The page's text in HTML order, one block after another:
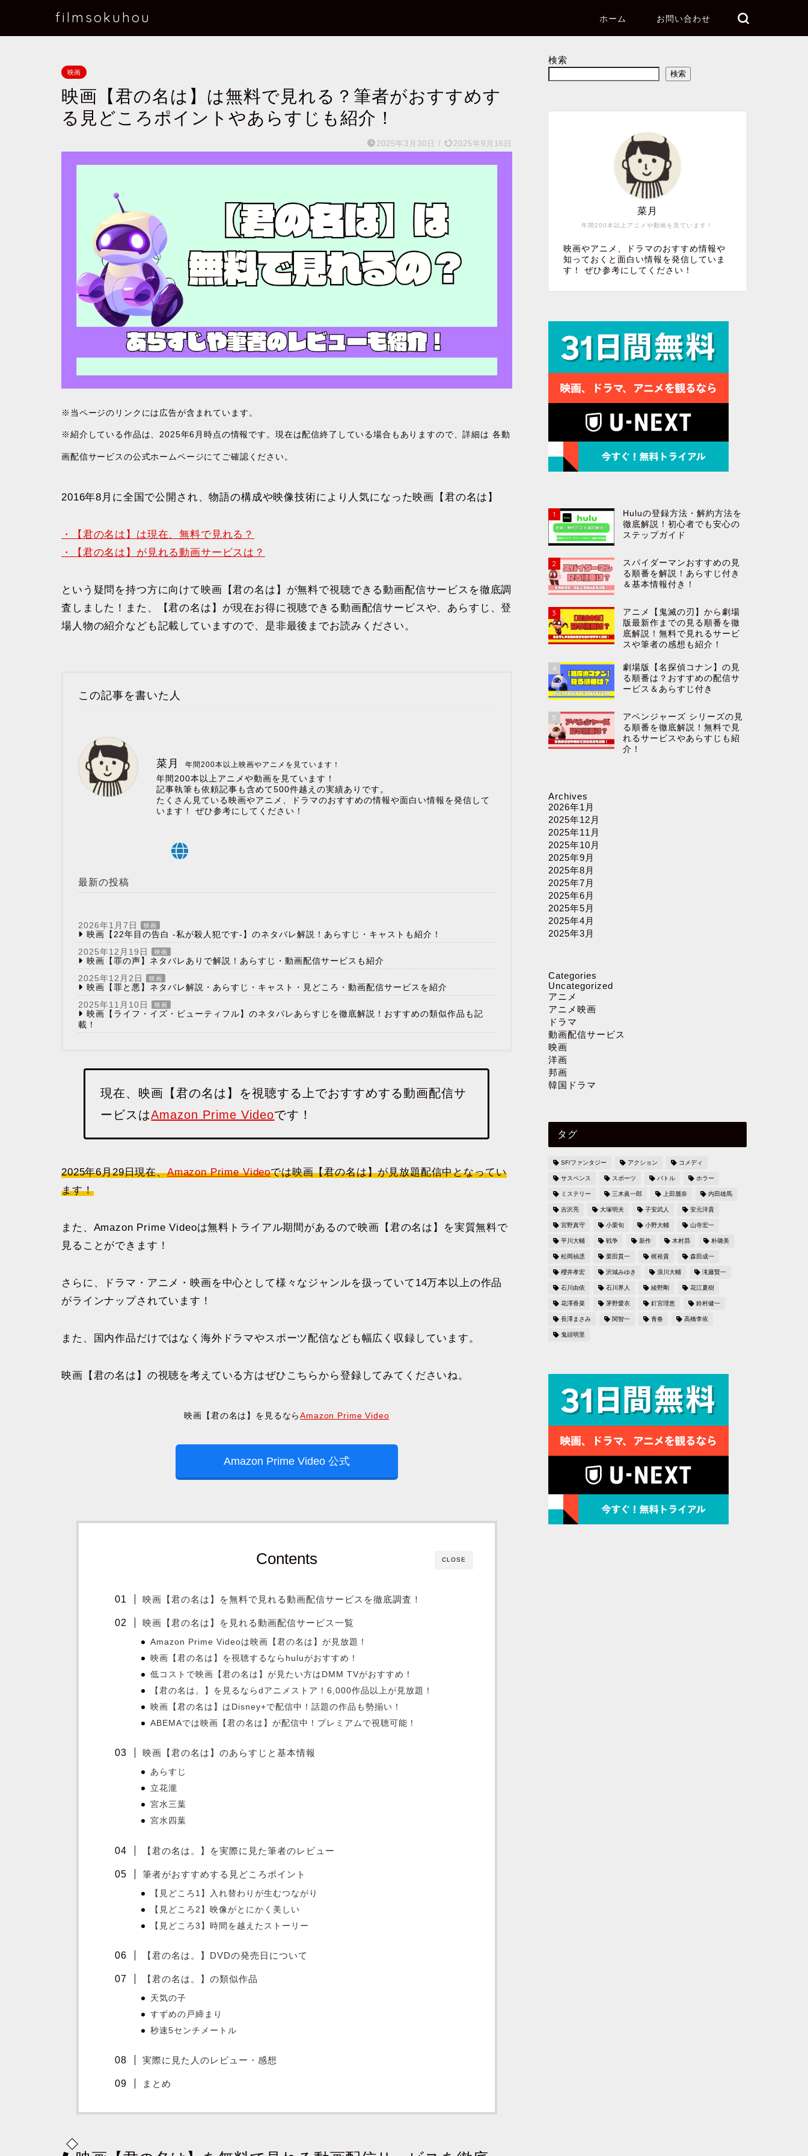
filmsokuhou ホーム お問い合わせ
映画
映画【君の名は】は無料で見れる？筆者がおすすめす
る見どころポイントやあらすじも紹介！
2025年3月30日 / 2025年9月16日
※当ページのリンクには広告が含まれています。
※紹介している作品は、2025年6月時点の情報です。現在は配信終了している場合もありますので、詳細は 各動
画配信サービスの公式ホームページにてご確認ください。
2016年8月に全国で公開され、物語の構成や映像技術により人気になった映画【君の名は】
・【君の名は】は現在、無料で見れる？
・【君の名は】が見れる動画サービスは？
という疑問を持つ方に向けて映画【君の名は】が無料で視聴できる動画配信サービスを徹底調
査しました！また、【君の名は】が現在お得に視聴できる動画配信サービスや、あらすじ、登
場人物の紹介なども記載していますので、是非最後までお読みください。
この記事を書いた人
菜月 年間200本以上映画やアニメを見ています！
年間200本以上アニメや動画を見ています！
記事執筆も依頼記事も含めて500件越えの実績ありです。
たくさん見ている映画やアニメ、ドラマのおすすめの情報や面白い情報を発信して
います！ ぜひ参考にしてください！
最新の投稿
2026年1月7日 映画
映画【22年目の告白 -私が殺人犯です-】のネタバレ解説！あらすじ・キャストも紹介！
2025年12月19日
映画
映画【罪の声】ネタバレありで解説！あらすじ・動画配信サービスも紹介
2025年12月2日
映画
映画【罪と悪】ネタバレ解説・あらすじ・キャスト・見どころ・動画配信サービスを紹介
2025年11月10日
映画
映画【ライフ・イズ・ビューティフル】のネタバレあらすじを徹底解説！おすすめの類似作品も記
載！
現在、映画【君の名は】を視聴する上でおすすめする動画配信サ
ービスはAmazon Prime Videoです！
2025年6月29日現在、Amazon Prime Videoでは映画【君の名は】が見放題配信中となってい
ます！
また、Amazon Prime Videoは無料トライアル期間があるので映画【君の名は】を実質無料で
見ることができます！
さらに、ドラマ・アニメ・映画を中心として様々なジャンルを扱っていて14万本以上の作品
がラインナップされています！
また、国内作品だけではなく海外ドラマやスポーツ配信なども幅広く収録しています。
映画【君の名は】の視聴を考えている方はぜひこちらから登録してみてくださいね。
映画【君の名は】を見るならAmazon Prime Video
Amazon Prime Video 公式
CLOSE
Contents
映画【君の名は】を無料で見れる動画配信サービスを徹底調査！
映画【君の名は】を見れる動画配信サービス一覧
Amazon Prime Videoは映画【君の名は】が見放題！
映画【君の名は】を視聴するならhuluがおすすめ！
低コストで映画【君の名は】が見たい方はDMM TVがおすすめ！
【君の名は。】を見るならdアニメストア！6,000作品以上が見放題！
映画【君の名は】はDisney+で配信中！話題の作品も勢揃い！
ABEMAでは映画【君の名は】が配信中！プレミアムで視聴可能！
映画【君の名は】のあらすじと基本情報
あらすじ
立花瀧
宮水三葉
宮水四葉
【君の名は。】を実際に見た筆者のレビュー
筆者がおすすめする見どころポイント
【見どころ1】入れ替わりが生むつながり
【見どころ2】映像がとにかく美しい
【見どころ3】時間を越えたストーリー
【君の名は。】DVDの発売日について
【君の名は。】の類似作品
天気の子
すずめの戸締まり
秒速5センチメートル
実際に見た人のレビュー・感想
まとめ
検索
検索
年間200本以上アニメや動画を見ています！
菜月
映画やアニメ、ドラマのおすすめ情報や
知っておくと面白い情報を発信していま
す！ ぜひ参考にしてください！
1
Huluの登録方法・解約方法を
徹底解説！初心者でも安心の
ステップガイド
2
スパイダーマンおすすめの見
る順番を解説！あらすじ付き
＆基本情報付き！
3
アニメ【鬼滅の刃】から劇場
版最新作までの見る順番を徹
底解説！無料で見れるサービ
スや筆者の感想も紹介！
4
劇場版【名探偵コナン】の見
る順番は？おすすめの配信サ
ービス＆あらすじ付き
5
アベンジャーズ シリーズの見
る順番を徹底解説！無料で見
れるサービスやあらすじも紹
介！
Archives
2026年1月
2025年12月
2025年11月
2025年10月
2025年9月
2025年8月
2025年7月
2025年6月
2025年5月
2025年4月
2025年3月
Categories
Uncategorized
アニメ
アニメ映画
ドラマ
動画配信サービス
映画
洋画
邦画
韓国ドラマ
タグ
SF/ファンタジー アクション コメディ
サスペンス スポーツ バトル ホラー
ミステリー 三木眞一郎 上田麗奈 内田雄馬
吉沢亮 大塚明夫 子安武人 安元洋貴
宮野真守 小栗旬 小野大輔 山寺宏一
平川大輔 戦争 新作 木村昴 朴璐美
松岡禎丞 栗田貫一 梶裕貴 森田成一
櫻井孝宏 沢城みゆき 浪川大輔 滝藤賢一
石川由依 石川界人 綾野剛 花江夏樹
花澤香菜 茅野愛衣 釘宮理恵 鈴村健一
長澤まさみ 関智一 青春 高橋李依
鬼頭明里